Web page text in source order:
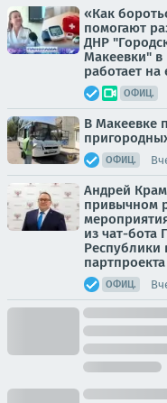
«Как
помогают
ДНР
Макеевки" в
работает на
ОФИЦ.
В Макеевке
ОФИЦ.
Андрей
привычном
из чат-бота
Республики
ОФИЦ.